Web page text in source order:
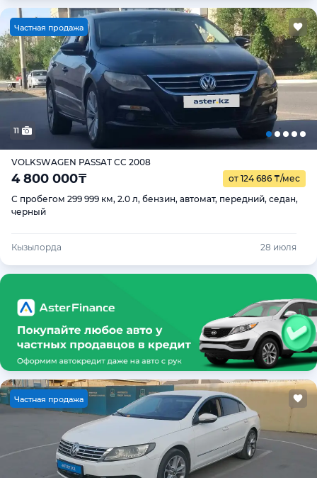
Частная продажа
11
VOLKSWAGEN PASSAT CC 2008
4 800 000₸ от 124 686 ₸/мес
С пробегом 299 999 км, 2.0 л, бензин, автомат, передний, седан,
черный
Кызылорда 28 июля
Частная продажа